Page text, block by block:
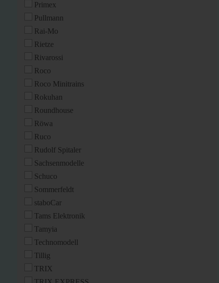
Primex
Pullmann
Rai-Mo
Rietze
Rivarossi
Roco
Roco Minitrains
Rokuhan
Roundhouse
Röwa
Ruco
Rudolf Spitaler
Sachsenmodelle
Schuco
Sommerfeldt
staboCar
Tams Elektronik
Tamyia
Technomodell
Tillig
TRIX